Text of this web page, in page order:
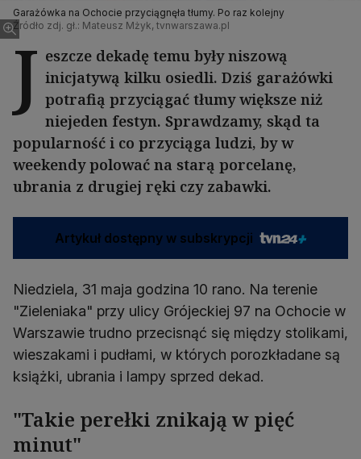
Garażówka na Ochocie przyciągnęła tłumy. Po raz kolejny
Źródło zdj. gł.: Mateusz Mżyk, tvnwarszawa.pl
J eszcze dekadę temu były niszową
inicjatywą kilku osiedli. Dziś garażówki
potrafią przyciągać tłumy większe niż
niejeden festyn. Sprawdzamy, skąd ta
popularność i co przyciąga ludzi, by w
weekendy polować na starą porcelanę,
ubrania z drugiej ręki czy zabawki.
Artykuł dostępny w subskrypcji
Niedziela, 31 maja godzina 10 rano. Na terenie
"Zieleniaka" przy ulicy Grójeckiej 97 na Ochocie w
Warszawie trudno przecisnąć się między stolikami,
wieszakami i pudłami, w których porozkładane są
książki, ubrania i lampy sprzed dekad.
"Takie perełki znikają w pięć
minut"